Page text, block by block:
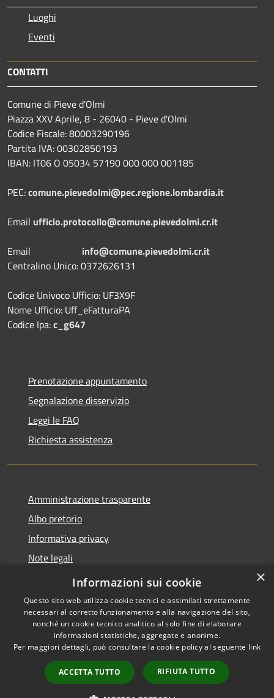
Luoghi
Eventi
CONTATTI
Comune di Pieve d'Olmi
Piazza XXV Aprile, 8 - 26040 - Pieve d'Olmi
Codice Fiscale: 80003290196
Partita IVA: 00302850193
IBAN: IT06 O 05034 57190 000 000 001185
PEC:comune.pievedolmi@pec.regione.lombardia.it
Email ufficio.protocollo@comune.pievedolmi.cr.it
Email info@comune.pievedolmi.cr.it
Centralino Unico: 0372626131
Codice Univoco Ufficio: UF3X9F
Nome Ufficio: Uff_eFatturaPA
Codice Ipa:c_g647
Prenotazione appuntamento
Segnalazione disservizio
Leggi le FAQ
Richiesta assistenza
Amministrazione trasparente
Albo pretorio
Informativa privacy
Note legali
Dichiarazione di accessibilità
Accessibilità
Copyright © 2026 • Comune di
Pieve d'Olmi • Powered by
Municipium•
Accesso
redazione
×
Informazioni sui cookie
Questo sito web utilizza cookie tecnici e assimilati strettamente
necessari al corretto funzionamento e alla navigazione del sito,
nonché un cookie tecnico analitico al solo fine di elaborare
informazioni statistiche, aggregate e anonime.
Per maggiori dettagli, può consultare la cookie policy al seguente link
ACCETTA TUTTO RIFIUTA TUTTO